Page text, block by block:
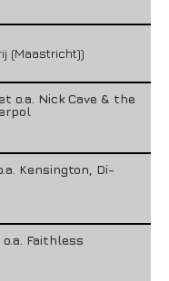
(Maastricht))
o.a. Nick Cave & the
Kensington, Di-
Faithless